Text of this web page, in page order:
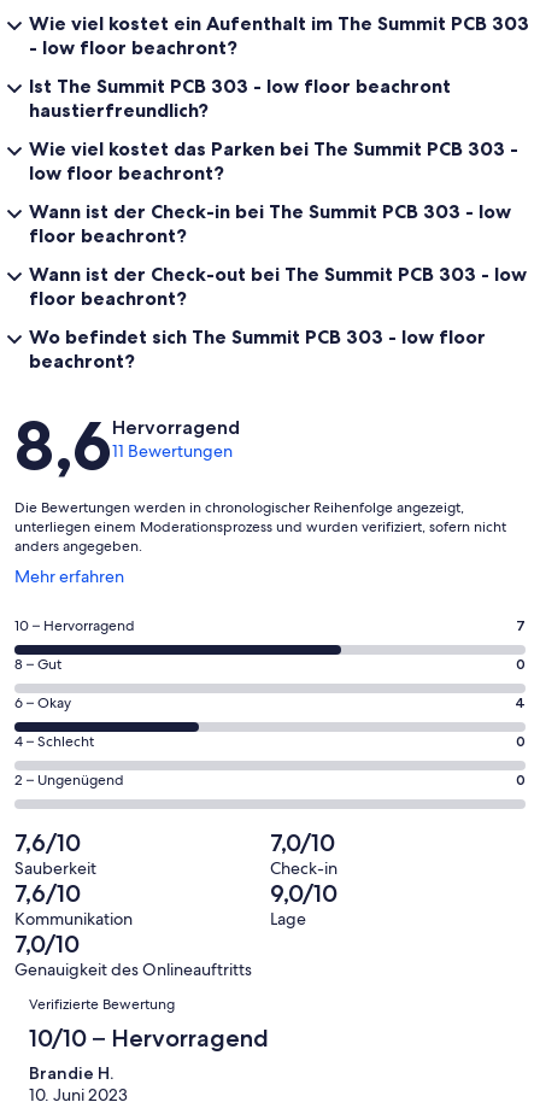
Wie viel kostet ein Aufenthalt im The Summit PCB 303
- low floor beachront?
Ist The Summit PCB 303 - low floor beachront
haustierfreundlich?
Wie viel kostet das Parken bei The Summit PCB 303 -
low floor beachront?
Wann ist der Check-in bei The Summit PCB 303 - low
floor beachront?
Wann ist der Check-out bei The Summit PCB 303 - low
floor beachront?
Wo befindet sich The Summit PCB 303 - low floor
beachront?
Bewertungen
8,6Hervorragend
11 Bewertungen
Die Bewertungen werden in chronologischer Reihenfolge angezeigt,
unterliegen einem Moderationsprozess und wurden verifiziert, sofern nicht
anders angegeben.
Mehr erfahren
Wird
einem
neuen
Fenster
geöffnet
7
von
insgesamt
11
Gästebewertungen
haben
eine
Bewertung
von
10
-
Hervorragend
10 – Hervorragend 7
0
von
insgesamt
11
Gästebewertungen
haben
Bewertung
von
8
-
Gut
8 – Gut 0
4
von
insgesamt
11
Gästebewertungen
haben
eine
Bewertung
von
6
-
Okay
6 – Okay 4
0
von
insgesamt
Gästebewertungen
haben
eine
Bewertung
von
4
Schlecht
4 – Schlecht 0
0
von
insgesamt
11
Gästebewertungen
haben
eine
Bewertung
Ungenügend
2 – Ungenügend 0
7,6/10
Sauberkeit
7,0/10
Check-in
7,6/10
Kommunikation
9,0/10
Lage
7,0/10
Genauigkeit des Onlineauftritts
Bewertungen
Verifizierte Bewertung
10/10 – Hervorragend
Brandie H.
10. Juni 2023